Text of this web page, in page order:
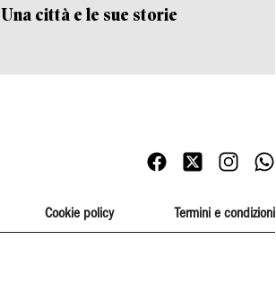
Una città e le sue storie
Cookie policy Termini e condizioni